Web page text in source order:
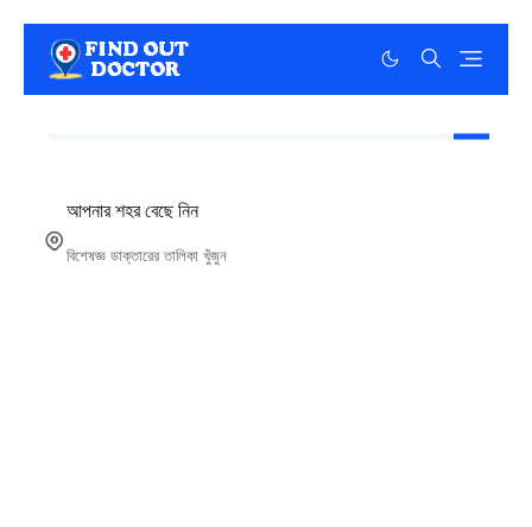
আপনার শহর বেছে নিন
বিশেষজ্ঞ ডাক্তারের তালিকা খুঁজুন